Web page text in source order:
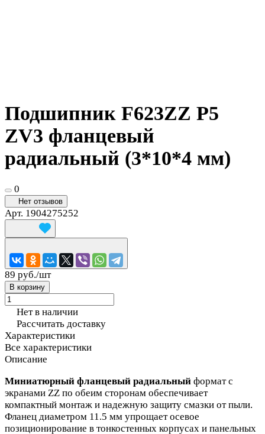
Подшипник F623ZZ P5
ZV3 фланцевый
радиальный (3*10*4 мм)
0
Нет отзывов
Арт. 1904275252
89 руб./шт
В корзину
Нет в наличии
Рассчитать доставку
Характеристики
Все характеристики
Описание
Миниатюрный фланцевый радиальный формат с
экранами ZZ по обеим сторонам обеспечивает
компактный монтаж и надежную защиту смазки от пыли.
Фланец диаметром 11.5 мм упрощает осевое
позиционирование в тонкостенных корпусах и панельных